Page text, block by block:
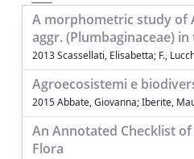
A morphometric study of
aggr. (Plumbaginaceae)
2013 Scassellati, Elisabetta; F.,
Agroecosistemi e
2015 Abbate, Giovanna; Iberite,
An Annotated Checklist
Flora